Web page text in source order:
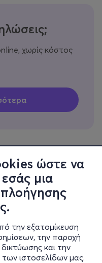
ώστε να
μια
την εξατομίκευση
την παροχή
και την
ιστοσελίδων μας.
χωρίς κόστος